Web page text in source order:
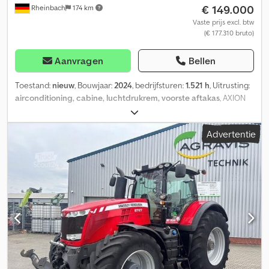
Rheinbach 174 km € 149.000
Vaste prijs excl. btw
(€ 177.310 bruto)
Aanvragen Bellen
Toestand: nieuw, Bouwjaar:2024, bedrijfsturen:1.521 h, Uitrusting:
airconditioning, cabine, luchtdrukrem, voorste aftakas, AXION
870 CMATIC CEBIS TJ_102 Voorbanden 600/70 R 30 Mitas TJ_103
Achterbanden 710/70 R 42 Mitas TJ_B02 CLAAS voorhydrauliek en
voor-aftakas TJ_B03 Externe bediening voor voorhef en
voorbediening TJ_I22 AUTO PILOT / GPS PILOT voorbereid TJ_I32
ELECTROPILOT met omkeerfunctie TJ_I38 Vrijgeschakelde
videofunctie CEBIS + CPC, aansluiting voor 2 camera's in de
cabine TJ_J02 Elektronische hefinrichtingsregeling, EHR met
radarsensor en slipregeling TJ_J08 Hydraulische bovenste
trekhaak, lang, vanghaak Kat. 3 TJ_J16 Trekhaak, automatisch, met
38 mm boutdiameter TJ_J42 Luchtreminstallatie (2-circuit),
inclusief luchtfilterdroger TJ_K02 Hydraulisch systeem Load-
Sensing, variabele pomp 205 l/min, 200 bar TJ_K04 5
bedieningsventielen, elektrohydraulisch proportioneel TJ_K10
Advertentie